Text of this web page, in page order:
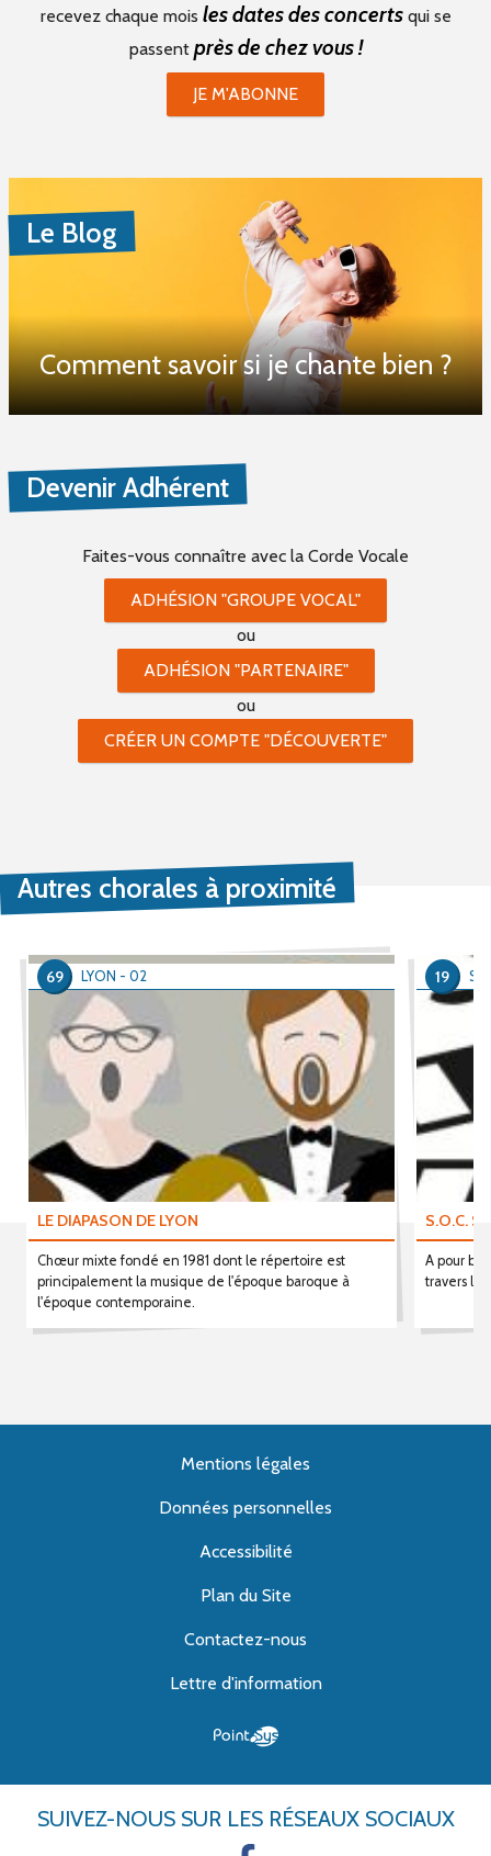
recevez chaque mois les dates des concertsqui se
passent près de chez vous !
JE M'ABONNE
Le Blog
Comment savoir si je chante bien ?
Devenir Adhérent
Faites-vous connaître avec la Corde Vocale
ADHÉSION "GROUPE VOCAL"
ou
ADHÉSION "PARTENAIRE"
ou
CRÉER UN COMPTE "DÉCOUVERTE"
Autres chorales à proximité
LE DIAPASON DE LYON
Chœur mixte fondé en 1981 dont le répertoire est
principalement la musique de l'époque baroque à
l'époque contemporaine.
LYON - 02
69
S.O.C.
A pour
travers le
19
Mentions légales
Données personnelles
Accessibilité
Plan du Site
Contactez-nous
Lettre d'information
SUIVEZ-NOUS SUR LES RÉSEAUX SOCIAUX